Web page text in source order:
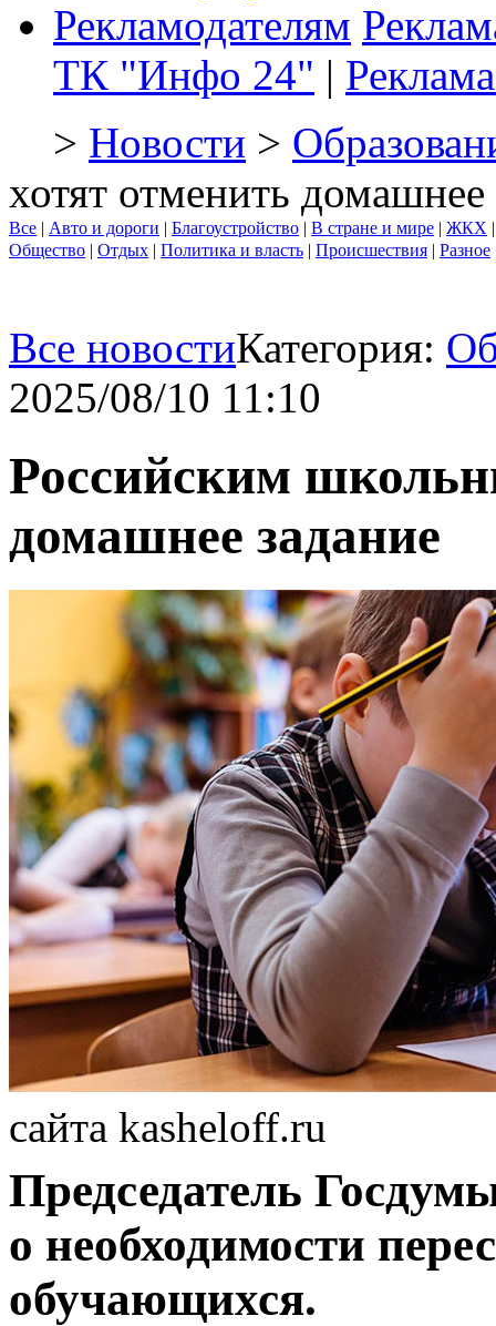
Рекламодателям
ТК "Инфо 24" |
> Новости >
хотят отменить домашнее
Все | Авто и дороги | Благоустройство | В стране и мире | ЖКХ
Общество | Отдых | Политика и власть | Происшествия | Разное
Все новостиКатегория:
2025/08/10 11:10
Российским
домашнее задание
сайта kasheloff.ru
Председатель
о необходимости
обучающихся.